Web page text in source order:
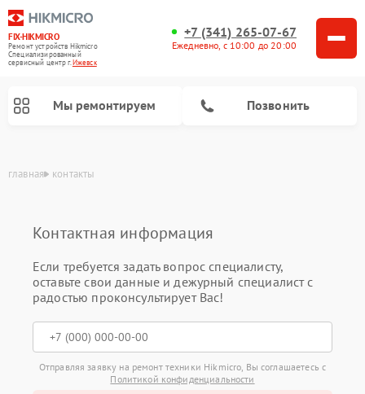
FIX-HIKMICRO
Ремонт устройств Hikmicro
Специализированный
cервисный центр г.Ижевск
+7 (341) 265-07-67
Ежедневно, с 10:00 до 20:00
Мы ремонтируем Позвонить
главная контакты
Контактная информация
Если требуется задать вопрос специалисту,
оставьте свои данные и дежурный специалист с
радостью проконсультирует Вас!
Отправляя заявку на ремонт техники Hikmicro, Вы соглашаетесь с
Политикой конфиденциальности